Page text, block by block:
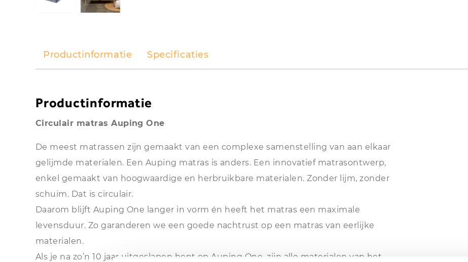
Productinformatie Specificaties
Productinformatie
Circulair matras Auping One
De meest matrassen zijn gemaakt van een complexe samenstelling van aan elkaar
gelijmde materialen. Een Auping matras is anders. Een innovatief matrasontwerp,
enkel gemaakt van hoogwaardige en herbruikbare materialen. Zonder lijm, zonder
schuim. Dat is circulair.
Daarom blijft Auping One langer in vorm én heeft het matras een maximale
levensduur. Zo garanderen we een goede nachtrust op een matras van eerlijke
materialen.
Als je na zo’n 10 jaar uitgeslapen bent op Auping One, zijn alle materialen van het